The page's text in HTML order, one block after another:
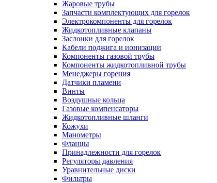
Жаровые трубы
Запчасти комплектующих для горелок
Электрокомпоненты для горелок
Жидкотопливные клапаны
Заслонки для горелок
Кабели поджига и ионизации
Компоненты газовой трубы
Компоненты жидкотопливной трубы
Менеджеры горения
Датчики пламени
Винты
Воздушные кольца
Газовые компенсаторы
Жидкотопливные шланги
Кожухи
Манометры
Фланцы
Принадлежности для горелок
Регуляторы давления
Уравнительные диски
Фильтры